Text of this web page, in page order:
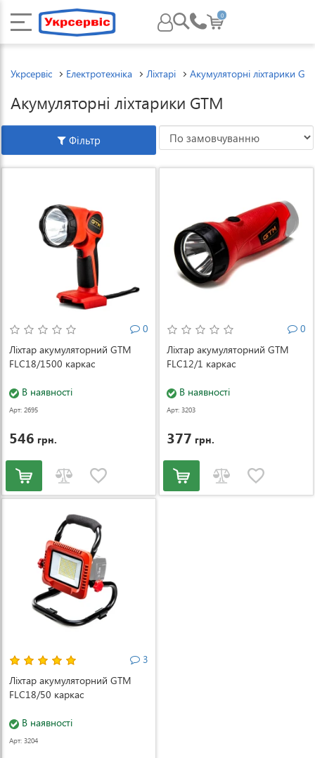
0
Укрсервіс Електротехніка Ліхтарі Акумуляторні ліхтарики
Акумуляторні ліхтарики GTM
Фільтр
0
Ліхтар акумуляторний GTM
FLС18/1500 каркас
В наявності
Арт: 2695
546 грн.
0
Ліхтар акумуляторний GTM
FLC12/1 каркас
В наявності
Арт: 3203
377 грн.
3
Ліхтар акумуляторний GTM
FLC18/50 каркас
В наявності
Арт: 3204